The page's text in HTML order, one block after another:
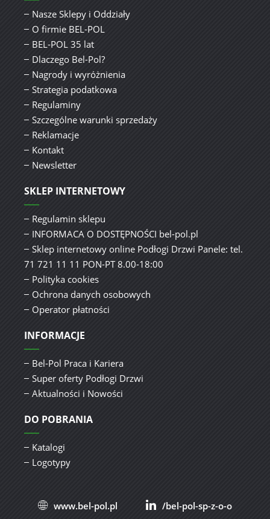
Nasze Sklepy i Oddziały
O firmie BEL-POL
BEL-POL 35 lat
Dlaczego Bel-Pol?
Nagrody i wyróżnienia
Strategia podatkowa
Regulaminy
Szczególne warunki sprzedaży
Reklamacje
Kontakt
Newsletter
SKLEP INTERNETOWY
Regulamin sklepu
INFORMACA O DOSTĘPNOŚCI bel-pol.pl
Sklep internetowy online Podłogi Drzwi Panele: tel.
71 721 11 11 PON-PT 8.00-18:00
Polityka cookies
Ochrona danych osobowych
Operator płatności
INFORMACJE
Bel-Pol Praca i Kariera
Super oferty Podłogi Drzwi
Aktualności i Nowości
DO POBRANIA
Katalogi
Logotypy
www.bel-pol.pl
/bel-pol-sp-z-o-o